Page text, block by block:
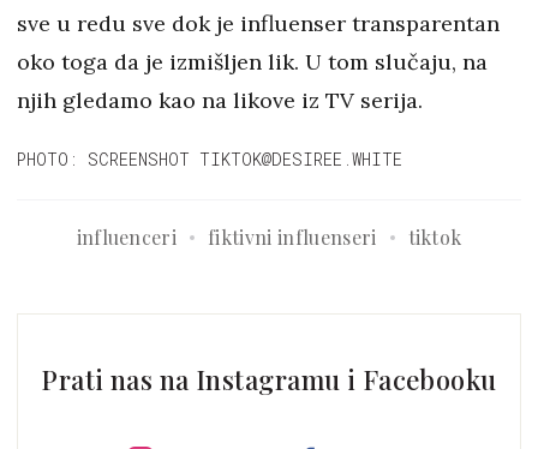
sve u redu sve dok je influenser transparentan
oko toga da je izmišljen lik. U tom slučaju, na
njih gledamo kao na likove iz TV serija.
PHOTO: SCREENSHOT TIKTOK@DESIREE.WHITE
influenceri fiktivni influenseri tiktok
Prati nas na Instagramu i Facebooku